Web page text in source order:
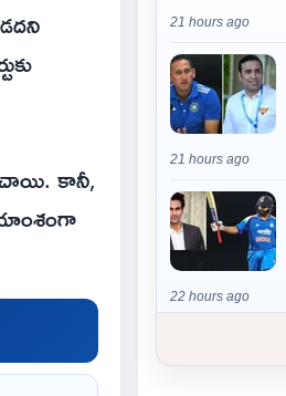
కానీ,
21 hours ago
21 hours ago
22 hours ago